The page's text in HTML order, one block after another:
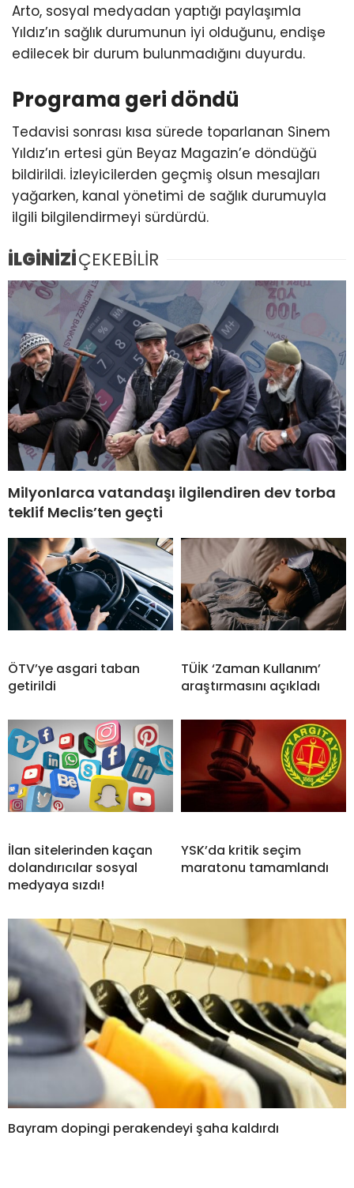
Arto, sosyal medyadan yaptığı paylaşımla
Yıldız’ın sağlık durumunun iyi olduğunu, endişe
edilecek bir durum bulunmadığını duyurdu.
Programa geri döndü
Tedavisi sonrası kısa sürede toparlanan Sinem
Yıldız’ın ertesi gün Beyaz Magazin’e döndüğü
bildirildi. İzleyicilerden geçmiş olsun mesajları
yağarken, kanal yönetimi de sağlık durumuyla
ilgili bilgilendirmeyi sürdürdü.
İLGİNİZİÇEKEBİLİR
Milyonlarca vatandaşı ilgilendiren dev torba
teklif Meclis’ten geçti
ÖTV’ye asgari taban
getirildi
TÜİK ‘Zaman Kullanım’
araştırmasını açıkladı
İlan sitelerinden kaçan
dolandırıcılar sosyal
medyaya sızdı!
YSK’da kritik seçim
maratonu tamamlandı
Bayram dopingi perakendeyi şaha kaldırdı